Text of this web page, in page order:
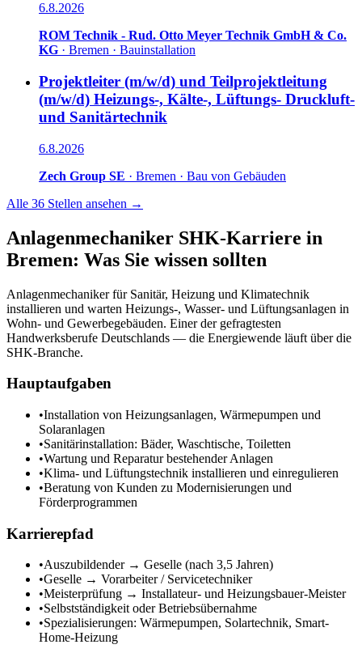
6.8.2026
ROM Technik - Rud. Otto Meyer Technik GmbH & Co.
KG · Bremen · Bauinstallation
Projektleiter (m/w/d) und Teilprojektleitung
(m/w/d) Heizungs-, Kälte-, Lüftungs- Druckluft-
und Sanitärtechnik
6.8.2026
Zech Group SE · Bremen · Bau von Gebäuden
Alle 36 Stellen ansehen →
Anlagenmechaniker SHK-Karriere in
Bremen: Was Sie wissen sollten
Anlagenmechaniker für Sanitär, Heizung und Klimatechnik
installieren und warten Heizungs-, Wasser- und Lüftungsanlagen in
Wohn- und Gewerbegebäuden. Einer der gefragtesten
Handwerksberufe Deutschlands — die Energiewende läuft über die
SHK-Branche.
Hauptaufgaben
•Installation von Heizungsanlagen, Wärmepumpen und
Solaranlagen
•Sanitärinstallation: Bäder, Waschtische, Toiletten
•Wartung und Reparatur bestehender Anlagen
•Klima- und Lüftungstechnik installieren und einregulieren
•Beratung von Kunden zu Modernisierungen und
Förderprogrammen
Karrierepfad
•Auszubildender → Geselle (nach 3,5 Jahren)
•Geselle → Vorarbeiter / Servicetechniker
•Meisterprüfung → Installateur- und Heizungsbauer-Meister
•Selbstständigkeit oder Betriebsübernahme
•Spezialisierungen: Wärmepumpen, Solartechnik, Smart-
Home-Heizung